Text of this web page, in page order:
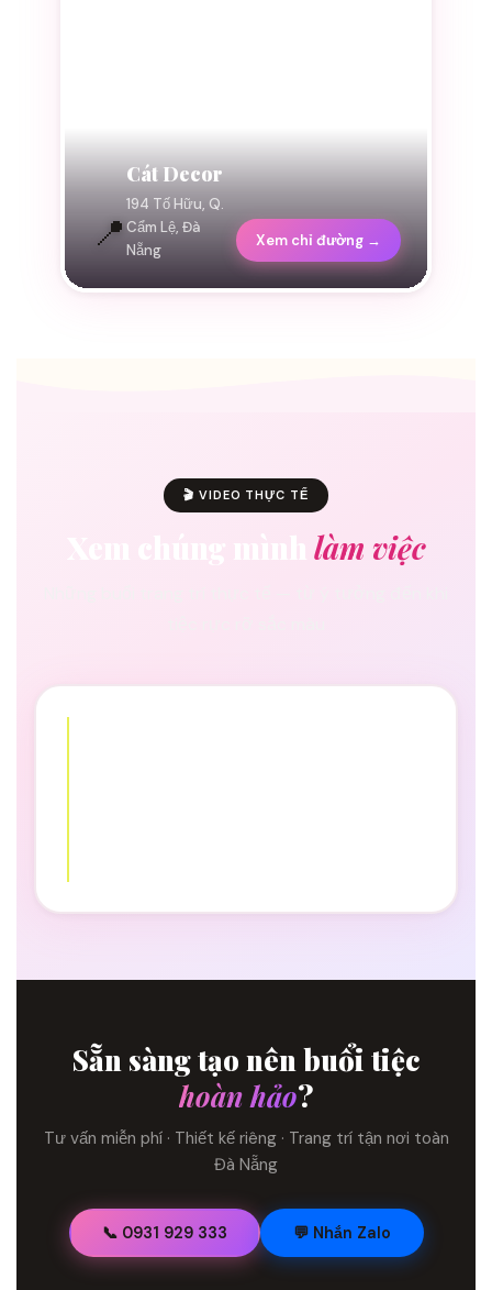
📍
Cát Decor
194 Tố Hữu, Q.
Cẩm Lệ, Đà
Nẵng
Xem chỉ đường →
🎬 VIDEO THỰC TẾ
Xem chúng mình làm việc
Sẵn sàng tạo nên buổi tiệc
hoàn hảo?
Tư vấn miễn phí · Thiết kế riêng · Trang trí tận nơi toàn
Đà Nẵng
📞 0931 929 333 💬 Nhắn Zalo